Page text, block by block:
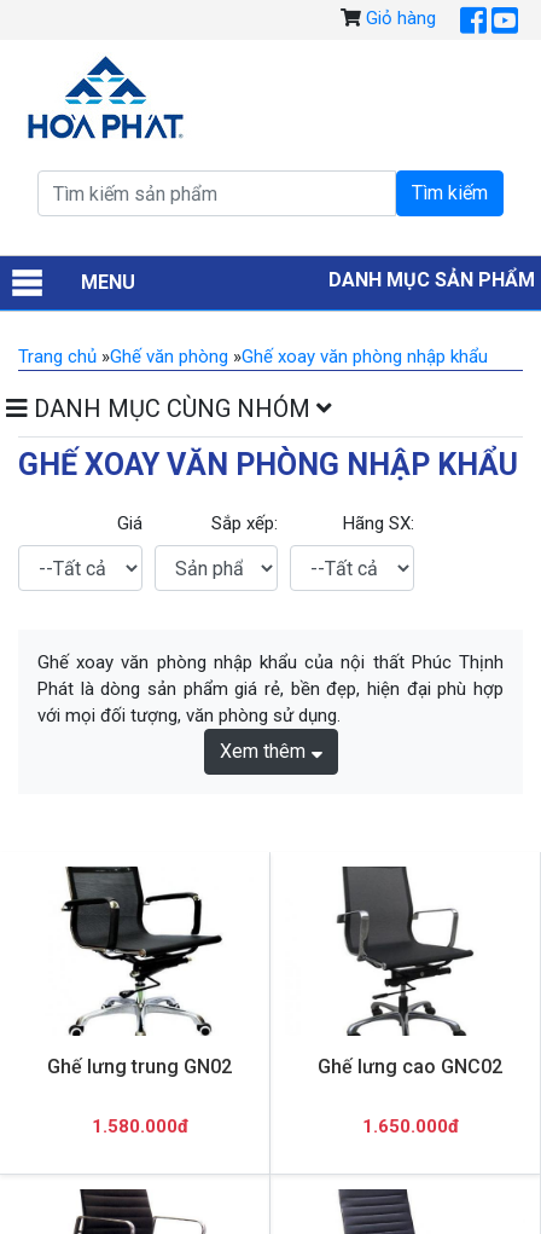
Giỏ hàng
MENU DANH MỤC SẢN PHẨM
Trang chủ »Ghế văn phòng »Ghế xoay văn phòng nhập khẩu
DANH MỤC CÙNG NHÓM
GHẾ XOAY VĂN PHÒNG NHẬP KHẨU
Giá Sắp xếp: Hãng SX:
Ghế xoay văn phòng nhập khẩu của nội thất Phúc Thịnh
Phát là dòng sản phẩm giá rẻ, bền đẹp, hiện đại phù hợp
với mọi đối tượng, văn phòng sử dụng.
Xem thêm
Ghế lưng trung GN02
1.580.000đ
Ghế lưng cao GNC02
1.650.000đ